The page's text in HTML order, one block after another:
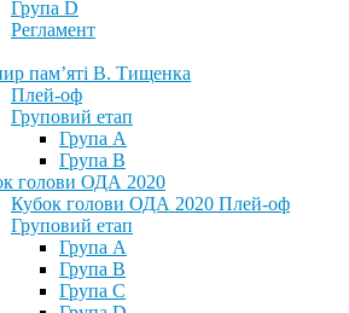
Група D
Регламент
пам’яті В. Тищенка
Плей-оф
Груповий етап
Група А
Група В
голови ОДА 2020
Кубок голови ОДА 2020 Плей-оф
Груповий етап
Група A
Група B
Група C